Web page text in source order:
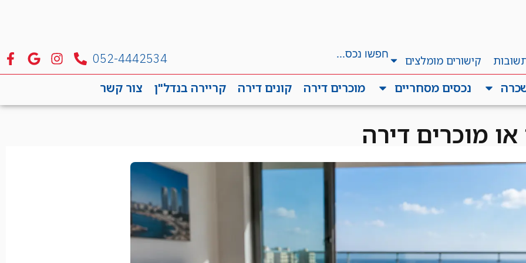
קישורים מומלצים
052-4442534
נכסים מסחריים מוכרים דירה קונים דירה קריירה בנדל"ן צור קשר
מוכרים דירה